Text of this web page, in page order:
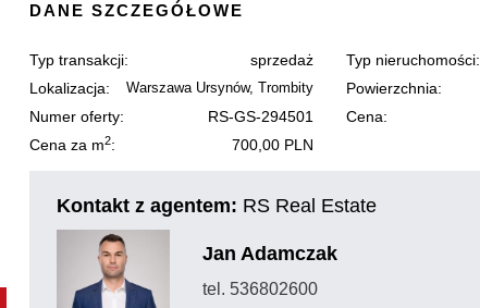
DANE SZCZEGÓŁOWE
Typ transakcji: sprzedaż Typ nieruchomości:
Lokalizacja:
Warszawa Ursynów, Trombity Powierzchnia:
Numer oferty: RS-GS-294501 Cena:
Cena za m2: 700,00 PLN
Kontakt z agentem: RS Real Estate
Jan Adamczak
tel. 536802600